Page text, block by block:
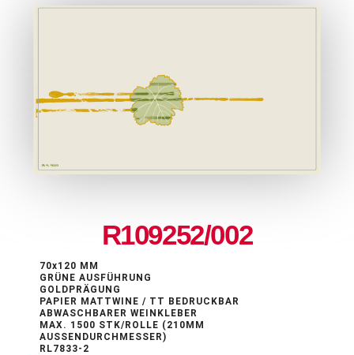
R109252/002
70x120 MM
GRÜNE AUSFÜHRUNG
GOLDPRÄGUNG
PAPIER MATTWINE / TT BEDRUCKBAR
ABWASCHBARER WEINKLEBER
MAX. 1500 STK/ROLLE (210MM
AUSSENDURCHMESSER)
RL7833-2